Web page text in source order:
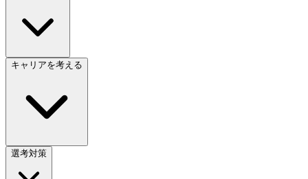
キャリアを考える
選考対策